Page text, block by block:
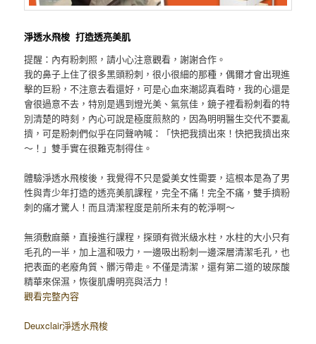
淨透水飛梭 打造透亮美肌
提醒：內有粉刺照，請小心注意觀看，謝謝合作。
我的鼻子上住了很多黑頭粉刺，很小很細的那種，偶爾才會出現進
擊的巨粉，不注意去看還好，可是心血來潮認真看時，我的心還是
會很過意不去，特別是遇到燈光美、氣氛佳，鏡子裡看粉刺看的特
別清楚的時刻，內心可說是極度煎熬的，因為明明醫生交代不要亂
擠，可是粉刺們似乎在同聲吶喊：「快把我擠出來！快把我擠出來
～！」雙手實在很難克制得住。
體驗淨透水飛梭後，我覺得不只是愛美女性需要，這根本是為了男
性與青少年打造的透亮美肌課程，完全不痛！完全不痛，雙手擠粉
刺的痛才驚人！而且清潔程度是前所未有的乾淨啊～
無須敷麻藥，直接進行課程，探頭有微米級水柱，水柱的大小只有
毛孔的一半，加上溫和吸力，一邊吸出粉刺一邊深層清潔毛孔，也
把表面的老廢角質、髒污帶走。不僅是清潔，還有第二道的玻尿酸
精華來保濕，恢復肌膚明亮與活力！
觀看完整內容
Deuxclair淨透水飛梭